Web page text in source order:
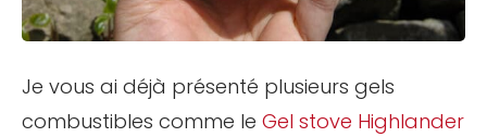
Je vous ai déjà présenté plusieurs gels
combustibles comme le Gel stove Highlander